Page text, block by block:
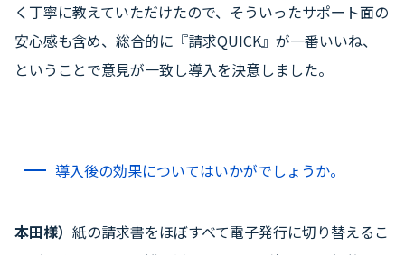
く丁寧に教えていただけたので、そういったサポート面の
安心感も含め、総合的に『請求QUICK』が一番いいね、
ということで意見が一致し導入を決意しました。
導入後の効果についてはいかがでしょうか。
本田様） 紙の請求書をほぼすべて電子発行に切り替えるこ